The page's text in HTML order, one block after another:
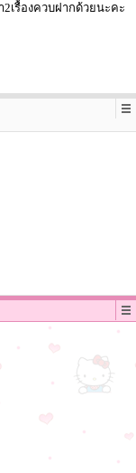
2เรื้องควบฝากด้วยนะคะ